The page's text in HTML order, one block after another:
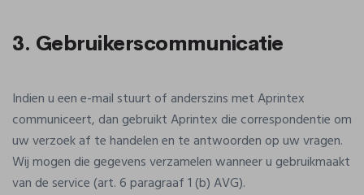
3. Gebruikerscommunicatie
Indien u een e-mail stuurt of anderszins met Aprintex
communiceert, dan gebruikt Aprintex die correspondentie om
uw verzoek af te handelen en te antwoorden op uw vragen.
Wij mogen die gegevens verzamelen wanneer u gebruikmaakt
van de service (art. 6 paragraaf 1 (b) AVG).